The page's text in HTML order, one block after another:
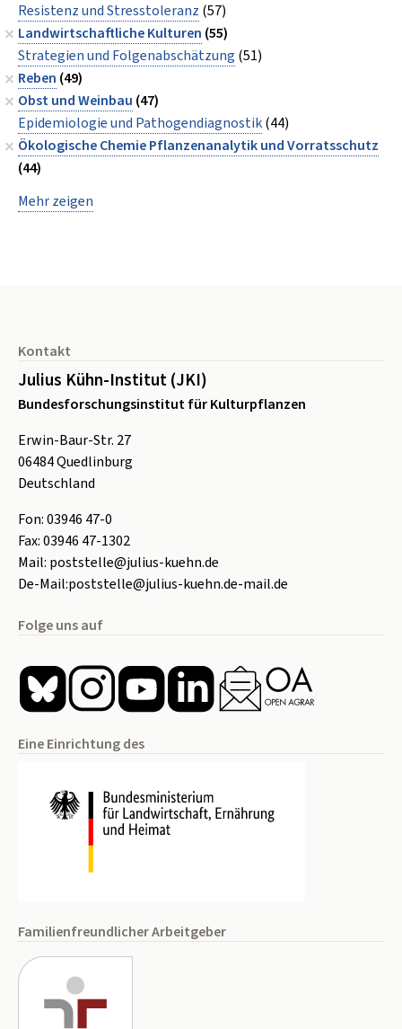
Resistenz und Stresstoleranz (57)
Landwirtschaftliche Kulturen (55)
Strategien und Folgenabschätzung (51)
Reben (49)
Obst und Weinbau (47)
Epidemiologie und Pathogendiagnostik(44)
Ökologische Chemie Pflanzenanalytik und Vorratsschutz
(44)
Mehr zeigen
Kontakt
Julius Kühn-Institut (JKI)
Bundesforschungsinstitut für Kulturpflanzen
Erwin-Baur-Str. 27
06484Quedlinburg
Deutschland
Fon:03946 47-0
Fax:03946 47-1302
Mail: poststelle@julius-kuehn.de
De-Mail:poststelle@julius-kuehn.de-mail.de
Folge uns auf
Eine Einrichtung des
Familienfreundlicher Arbeitgeber